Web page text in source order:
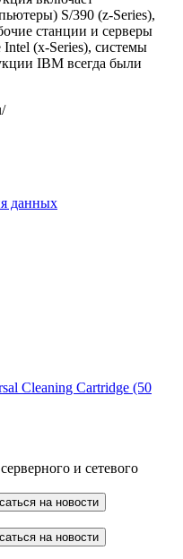
S/390 (z-Series),
станции и серверы
Intel (x-Series), системы
IBM всегда были
данных
Cleaning Cartridge (50
и сетевого